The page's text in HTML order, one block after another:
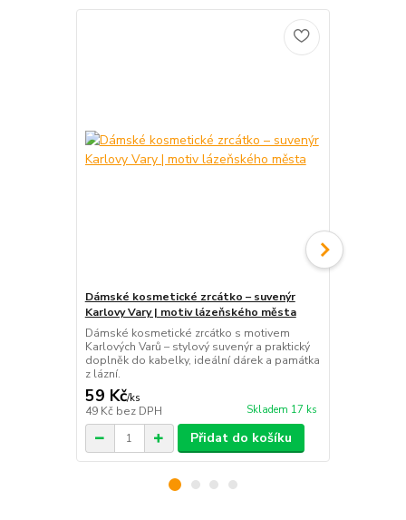
Dámské kosmetické zrcátko – suvenýr
Karlovy Vary | motiv lázeňského města
Dámské kosmetické zrcátko s motivem
Karlových Varů – stylový suvenýr a praktický
doplněk do kabelky, ideální dárek a památka
z lázní.
59 Kč/ks
49 Kč bez DPH Skladem 17 ks
Přidat do košíku